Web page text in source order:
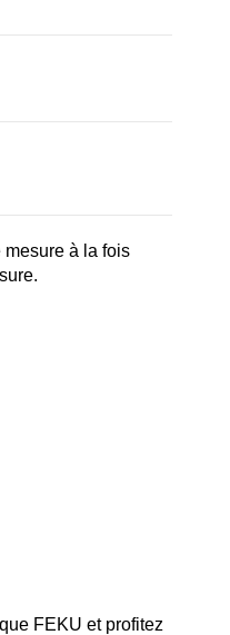
mesure à la fois
FEKU et profitez